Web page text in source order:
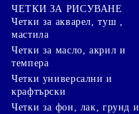
ЧЕТКИ ЗА РИСУВАНЕ
Четки за акварел, туш ,
мастила
Четки за масло, акрил и
темпера
Четки универсални и
крафтърски
Четки за фон, лак, грунд и